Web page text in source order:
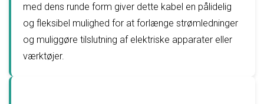
med dens runde form giver dette kabel en pålidelig
og fleksibel mulighed for at forlænge strømledninger
og muliggøre tilslutning af elektriske apparater eller
værktøjer.